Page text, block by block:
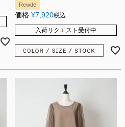
Rewde
価格 ¥7,920税込
入荷リクエスト受付中